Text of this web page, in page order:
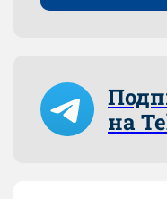
на